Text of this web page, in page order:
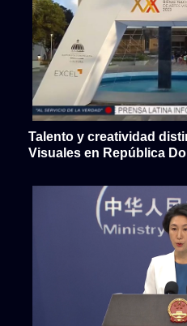
Talento y creatividad
Visuales en República